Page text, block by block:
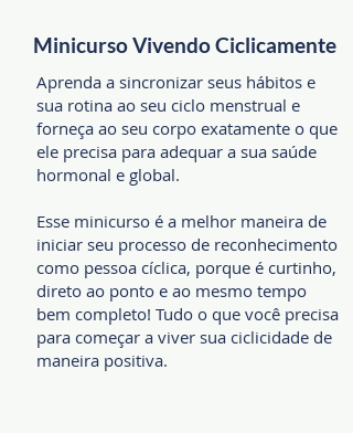
Minicurso Vivendo Ciclicamente
Aprenda a sincronizar seus hábitos e
sua rotina ao seu ciclo menstrual e
forneça ao seu corpo exatamente o que
ele precisa para adequar a sua saúde
hormonal e global.
Esse minicurso é a melhor maneira de
iniciar seu processo de reconhecimento
como pessoa cíclica, porque é curtinho,
direto ao ponto e ao mesmo tempo
bem completo! Tudo o que você precisa
para começar a viver sua ciclicidade de
maneira positiva.